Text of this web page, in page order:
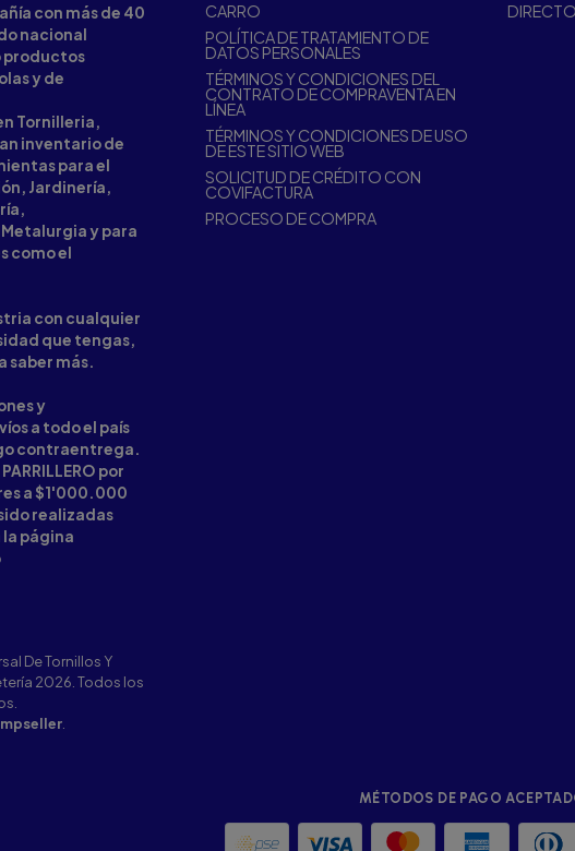
con más de 40
nacional
productos
y de
Tornilleria,
inventario de
para el
Jardinería,
y para
como el
con cualquier
que tengas,
saber más.
y
a todo el país
contraentrega.
por
a $1'000.000
realizadas
página
De Tornillos Y
2026. Todos los
CARRO
POLÍTICA DE TRATAMIENTO DE
DATOS PERSONALES
TÉRMINOS Y CONDICIONES DEL
CONTRATO DE COMPRAVENTA EN
LÍNEA
TÉRMINOS Y CONDICIONES DE USO
DE ESTE SITIO WEB
SOLICITUD DE CRÉDITO CON
COVIFACTURA
PROCESO DE COMPRA
MÉTODOS DE PAGO